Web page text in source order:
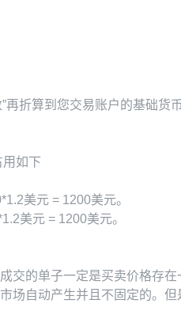
折算到您交易账户的基础货
如下
美元 = 1200美元。
美元 = 1200美元。
的单子一定是买卖价格存
自动产生并且不固定的。